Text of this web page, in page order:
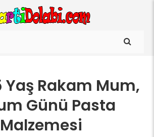
Yaş Rakam Mum,
Günü Pasta
Malzemesi